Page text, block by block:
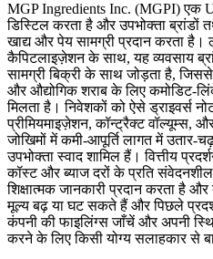
MGP Ingredients Inc. (MGPI) एक
डिस्टिल करता है और उपभोक्ता ब्रांडों
खाद्य और पेय सामग्री प्रदान करता
कैपिटलाइज़ेशन के साथ, यह व्यवसाय
सामग्री बिक्री के साथ जोड़ता है,
और औद्योगिक शराब के लिए कमोडिट-
मिलता है। निवेशकों को ऐसे ड्राइवर्स
प्रीमियमाइज़ेशन, कॉन्ट्रैक्ट वॉल्यूम्स,
जोखिमों में कमी-आपूर्ति लागत में उतार-
उपभोक्ता स्वाद शामिल हैं। वित्तीय
कॉस्ट और ब्याज दरों के प्रति
शिक्षात्मक जानकारी प्रदान करता है
मूल्य बढ़ या घट सकते हैं और पिछले
कंपनी की फाइलिंग्स जाँचें और अपनी
करने के लिए किसी योग्य सलाहकार से